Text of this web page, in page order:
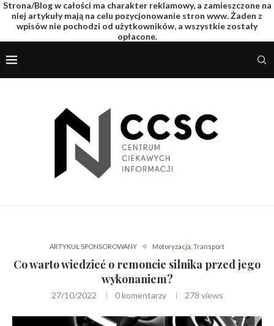
Strona/Blog w całości ma charakter reklamowy, a zamieszczone na
niej artykuły mają na celu pozycjonowanie stron www. Żaden z
wpisów nie pochodzi od użytkowników, a wszystkie zostały
opłacone.
ARTYKUŁ SPONSOROWANY Motoryzacja, Transport
Co warto wiedzieć o remoncie silnika przed jego
wykonaniem?
27/10/2022 0 komentarzy 278 views